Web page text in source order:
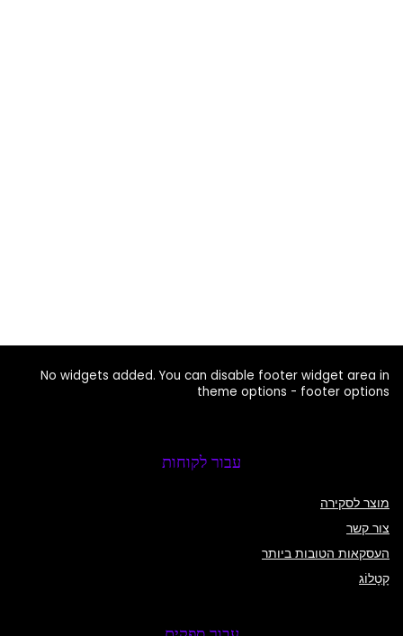
No widgets added. You can disable footer widget area in
theme options - footer options
עבור לקוחות
מוצר לסקירה
צור קשר
העסקאות הטובות ביותר
קָטָלוֹג